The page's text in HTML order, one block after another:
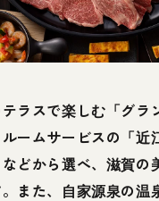
ラスで楽しむ「グラ
ームサービスの「近
どから選べ、滋賀の
また、自家源泉の温